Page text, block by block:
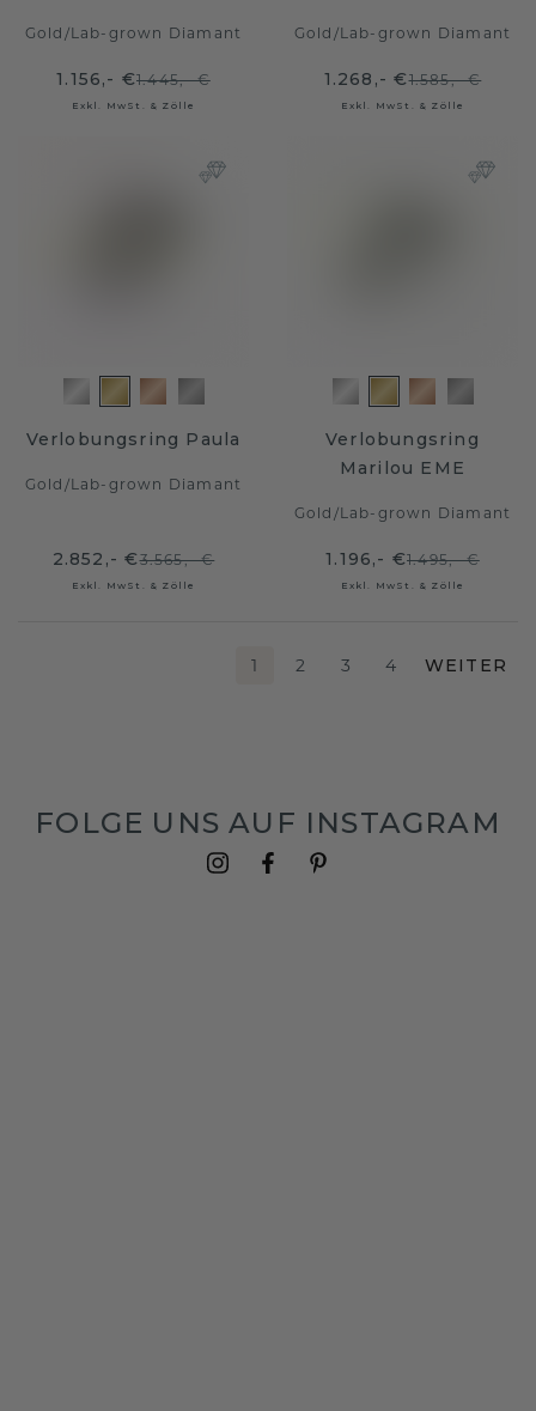
Gold /Lab-grown Diamant
1.156,- €1.445,- €
Exkl. MwSt. & Zölle
Gold /Lab-grown Diamant
1.268,- €1.585,- €
Exkl. MwSt. & Zölle
Verlobungsring Paula
Gold /Lab-grown Diamant
2.852,- €3.565,- €
Exkl. MwSt. & Zölle
Verlobungsring
Marilou EME
Gold /Lab-grown Diamant
1.196,- €1.495,- €
Exkl. MwSt. & Zölle
1 2 3 4 WEITER
FOLGE UNS AUF INSTAGRAM